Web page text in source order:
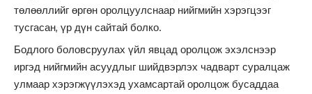
төлөөллийг өргөн оролцуулснаар нийгмийн хэрэгцээг
тусгасан, үр дүн сайтай болко.
Бодлого боловсруулах үйл явцад оролцож эхэлснээр
иргэд нийгмийн асуудлыг шийдвэрлэх чадварт суралцаж
улмаар хэрэгжүүлэхэд ухамсартай оролцож бусаддаа